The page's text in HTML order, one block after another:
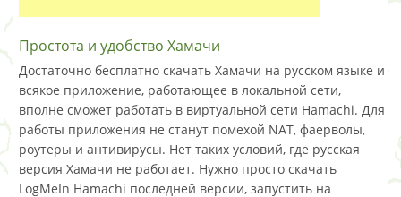
Простота и удобство Хамачи
Достаточно бесплатно скачать Хамачи на русском языке и
всякое приложение, работающее в локальной сети,
вполне сможет работать в виртуальной сети Hamachi. Для
работы приложения не станут помехой NAT, фаерволы,
роутеры и антивирусы. Нет таких условий, где русская
версия Хамачи не работает. Нужно просто скачать
LogMeIn Hamachi последней версии, запустить на